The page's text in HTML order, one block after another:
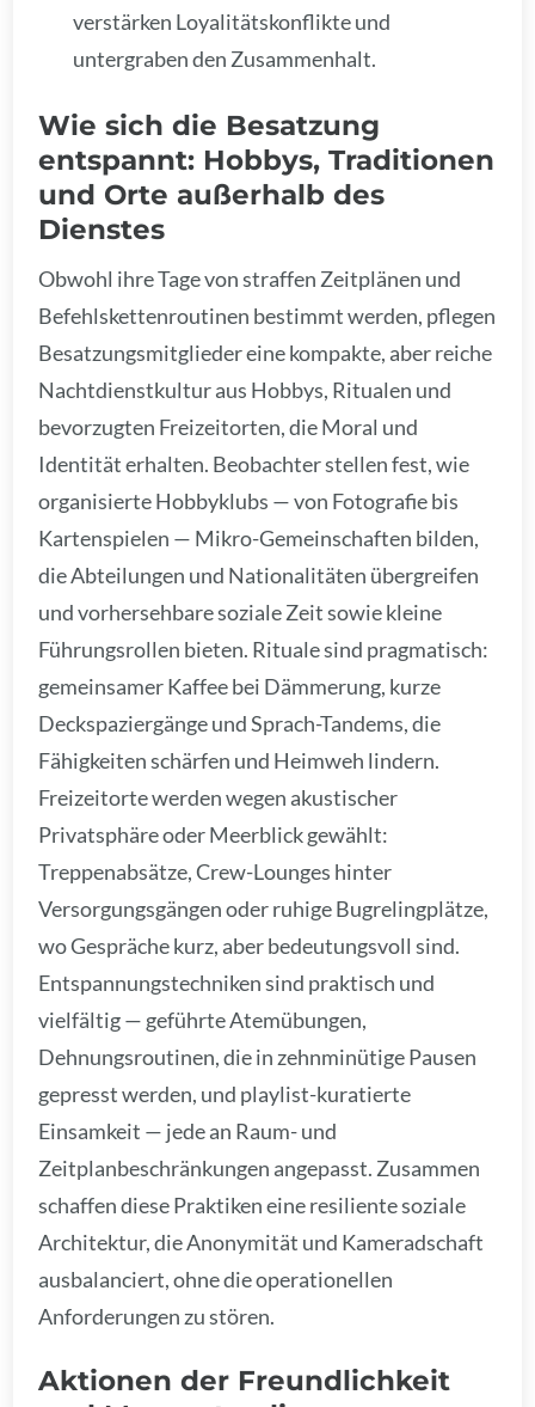
verstärken Loyalitätskonflikte und
untergraben den Zusammenhalt.
Wie sich die Besatzung
entspannt: Hobbys, Traditionen
und Orte außerhalb des
Dienstes
Obwohl ihre Tage von straffen Zeitplänen und
Befehlskettenroutinen bestimmt werden, pflegen
Besatzungsmitglieder eine kompakte, aber reiche
Nachtdienstkultur aus Hobbys, Ritualen und
bevorzugten Freizeitorten, die Moral und
Identität erhalten. Beobachter stellen fest, wie
organisierte Hobbyklubs — von Fotografie bis
Kartenspielen — Mikro-Gemeinschaften bilden,
die Abteilungen und Nationalitäten übergreifen
und vorhersehbare soziale Zeit sowie kleine
Führungsrollen bieten. Rituale sind pragmatisch:
gemeinsamer Kaffee bei Dämmerung, kurze
Deckspaziergänge und Sprach-Tandems, die
Fähigkeiten schärfen und Heimweh lindern.
Freizeitorte werden wegen akustischer
Privatsphäre oder Meerblick gewählt:
Treppenabsätze, Crew-Lounges hinter
Versorgungsgängen oder ruhige Bugrelingplätze,
wo Gespräche kurz, aber bedeutungsvoll sind.
Entspannungstechniken sind praktisch und
vielfältig — geführte Atemübungen,
Dehnungsroutinen, die in zehnminütige Pausen
gepresst werden, und playlist-kuratierte
Einsamkeit — jede an Raum- und
Zeitplanbeschränkungen angepasst. Zusammen
schaffen diese Praktiken eine resiliente soziale
Architektur, die Anonymität und Kameradschaft
ausbalanciert, ohne die operationellen
Anforderungen zu stören.
Aktionen der Freundlichkeit